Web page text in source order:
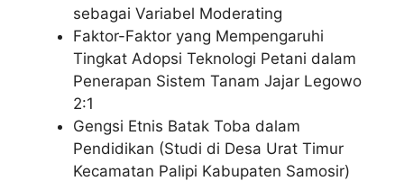
sebagai Variabel Moderating
Faktor-Faktor yang Mempengaruhi
Tingkat Adopsi Teknologi Petani dalam
Penerapan Sistem Tanam Jajar Legowo
2:1
Gengsi Etnis Batak Toba dalam
Pendidikan (Studi di Desa Urat Timur
Kecamatan Palipi Kabupaten Samosir)